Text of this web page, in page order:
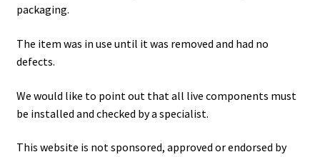
packaging.
The item was in use until it was removed and had no
defects.
We would like to point out that all live components must
be installed and checked by a specialist.
This website is not sponsored, approved or endorsed by